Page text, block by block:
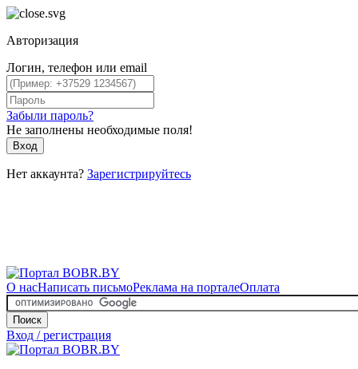
Авторизация
Логин, телефон или email
Забыли пароль?
Не заполнены необходимые поля!
Вход
Нет аккаунта? Зарегистрируйтесь
О насНаписать письмоРеклама на порталеОплата
Поиск
Вход / регистрация